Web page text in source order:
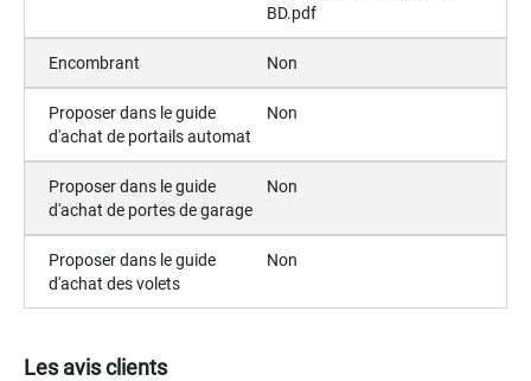
BD.pdf
Encombrant Non
Proposer dans le guide
d'achat de portails automat
Non
Proposer dans le guide
d'achat de portes de garage
Non
Proposer dans le guide
d'achat des volets
Non
Les avis clients